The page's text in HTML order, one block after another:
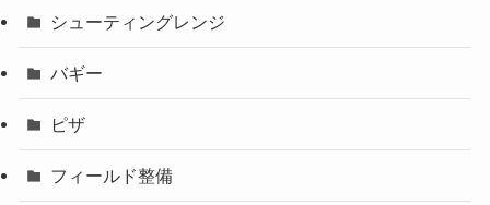
シューティングレンジ
バギー
ピザ
フィールド整備